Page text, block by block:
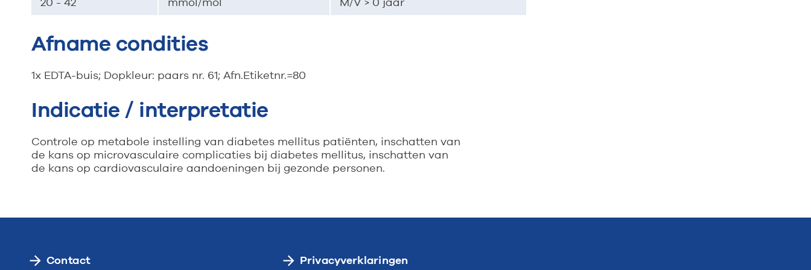
20 - 42 mmol/mol M/V > 0 jaar
Afname condities
1x EDTA-buis; Dopkleur: paars nr. 61; Afn.Etiketnr.=80
Indicatie / interpretatie
Controle op metabole instelling van diabetes mellitus patiënten, inschatten van
de kans op microvasculaire complicaties bij diabetes mellitus, inschatten van
de kans op cardiovasculaire aandoeningen bij gezonde personen.
Contact Privacyverklaringen